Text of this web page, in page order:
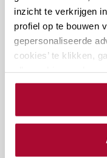
inzicht te verkrijgen
profiel op te bouwen
gepersonaliseerde
cookies’ te klikken,
cookieverklaring.
We werken samen